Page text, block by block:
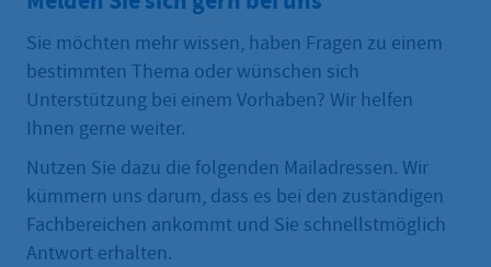
Sie möchten mehr wissen, haben Fragen zu einem
bestimmten Thema oder wünschen sich
Unterstützung bei einem Vorhaben? Wir helfen
Ihnen gerne weiter.
Nutzen Sie dazu die folgenden Mailadressen. Wir
kümmern uns darum, dass es bei den zuständigen
Fachbereichen ankommt und Sie schnellstmöglich
Antwort erhalten.